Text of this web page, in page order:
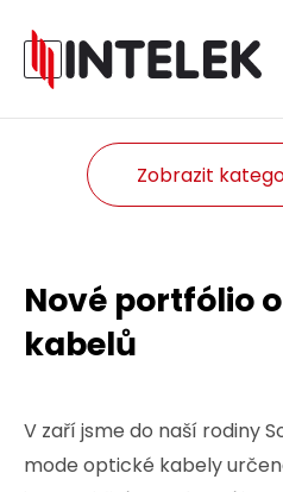
Zobrazit
Nové portfólio
kabelů
V zaří jsme do naší rodiny
mode optické kabely